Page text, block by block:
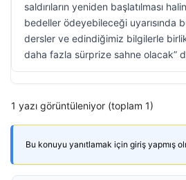
saldırıların yeniden başlatılması
bedeller ödeyebileceği uyarısında
dersler ve edindiğimiz bilgilerle
daha fazla sürprize sahne olacak”
1 yazı görüntüleniyor (toplam 1)
Bu konuyu yanıtlamak için giriş yapmış